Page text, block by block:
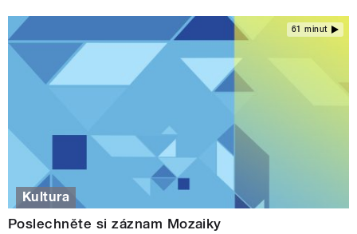
61 minut
Kultura
Poslechněte si záznam Mozaiky